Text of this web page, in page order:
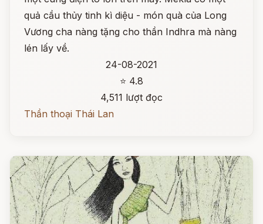
quả cầu thủy tinh kì diệu - món quà của Long
Vương cha nàng tặng cho thần Indhra mà nàng
lén lấy về.
24-08-2021
⭐ 4.8
4,511 lượt đọc
Thần thoại Thái Lan